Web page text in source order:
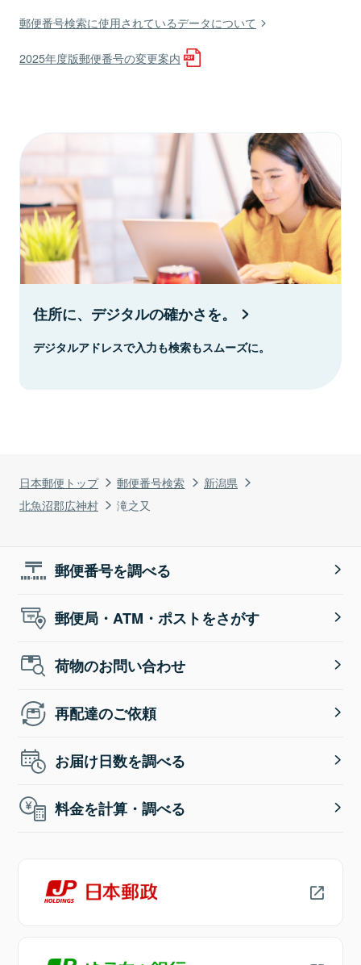
日本郵便トップ 郵便番号検索
新潟県
北魚沼郡広神村
滝之又
郵便番号検索に使用されているデータについて
2025年度版郵便番号の変更案内
住所に、デジタルの確かさを。
デジタルアドレスで入力も検索もスムーズに。
郵便番号を調べる
郵便局・ATM・ポストをさがす
荷物のお問い合わせ
再配達のご依頼
お届け日数を調べる
料金を計算・調べる